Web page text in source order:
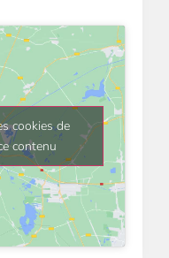
cookies de
contenu